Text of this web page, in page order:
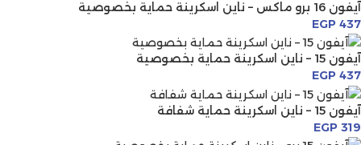
آيفون 16 برو ماكس – ناين اسكرينة حماية بخصوصية
EGP 437
آيفون 15 – ناين اسكرينة حماية بخصوصية
EGP 437
آيفون 15 – ناين اسكرينة حماية شفافة
EGP 319